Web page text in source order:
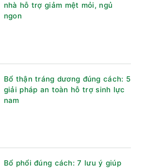
nhà hỗ trợ giảm mệt mỏi, ngủ
ngon
Bổ thận tráng dương đúng cách: 5
giải pháp an toàn hỗ trợ sinh lực
nam
Bổ phổi đúng cách: 7 lưu ý giúp